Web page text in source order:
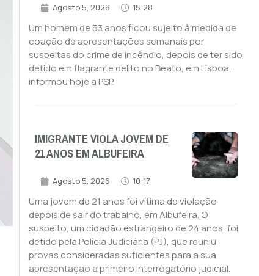
Agosto 5, 2026 15:28
Um homem de 53 anos ficou sujeito à medida de
coação de apresentações semanais por
suspeitas do crime de incêndio, depois de ter sido
detido em flagrante delito no Beato, em Lisboa,
informou hoje a PSP.
IMIGRANTE VIOLA JOVEM DE
21 ANOS EM ALBUFEIRA
Agosto 5, 2026 10:17
Uma jovem de 21 anos foi vítima de violação
depois de sair do trabalho, em Albufeira. O
suspeito, um cidadão estrangeiro de 24 anos, foi
detido pela Polícia Judiciária (PJ), que reuniu
provas consideradas suficientes para a sua
apresentação a primeiro interrogatório judicial.